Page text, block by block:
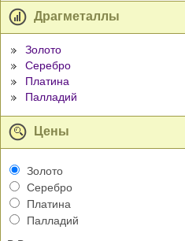
Драгметаллы
Золото
Серебро
Платина
Палладий
Цены
Золото
Серебро
Платина
Палладий